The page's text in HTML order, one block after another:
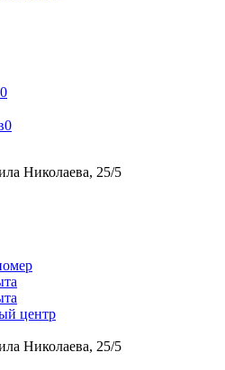
0
0
Николаева, 25/5
центр
Николаева, 25/5